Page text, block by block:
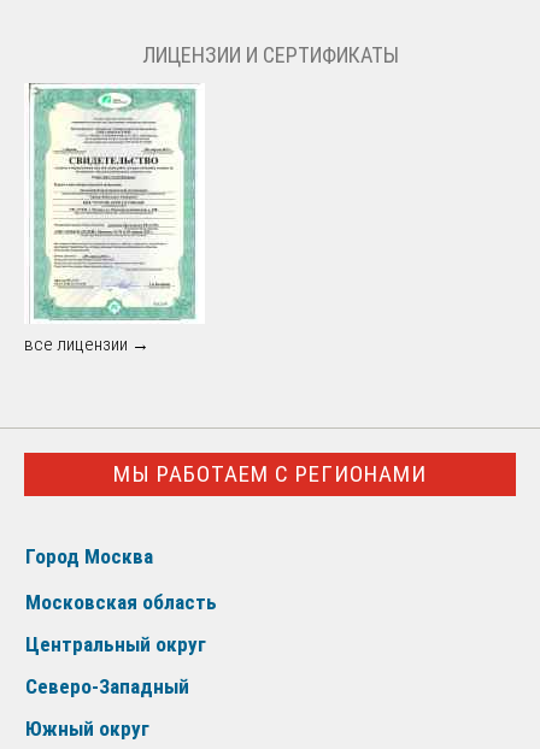
ЛИЦЕНЗИИ И СЕРТИФИКАТЫ
все лицензии →
МЫ РАБОТАЕМ С РЕГИОНАМИ
Город Москва
Московская область
Центральный округ
Северо-Западный
Южный округ